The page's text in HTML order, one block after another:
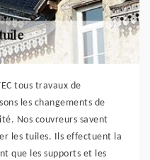
tous travaux de
les changements de
Nos couvreurs savent
les tuiles. Ils effectuent la
que les supports et les